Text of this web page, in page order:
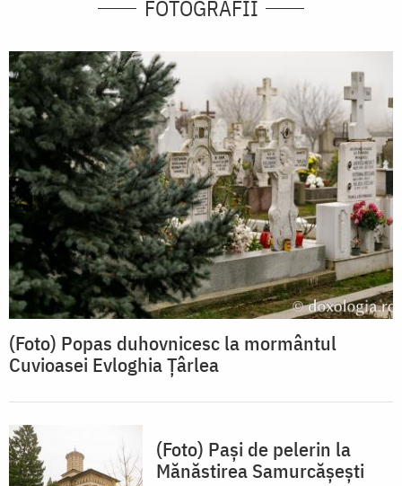
FOTOGRAFII
(Foto) Popas duhovnicesc la mormântul
Cuvioasei Evloghia Țârlea
(Foto) Pași de pelerin la
Mănăstirea Samurcășești